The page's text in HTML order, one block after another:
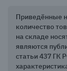
Приведённые
количество
на складе
являются
статьи 437 ГК